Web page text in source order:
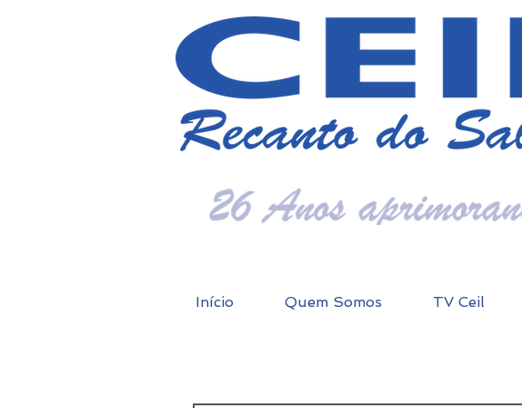
Início Quem Somos TV Ceil